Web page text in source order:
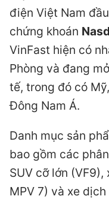
điện Việt Nam
chứng khoán
VinFast hiện có
Phòng và đang
tế, trong đó có
Đông Nam Á.
Danh mục sản
bao gồm các
SUV cỡ lớn (VF9),
MPV 7) và xe